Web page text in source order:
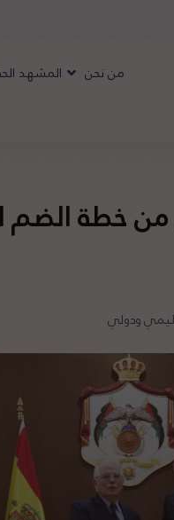
من نحن المشهد
من خطة الضم
ودولي